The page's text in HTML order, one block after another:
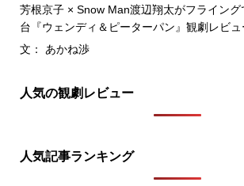
芳根京子 × Snow Man渡辺翔太がフライン
台『ウェンディ＆ピーターパン』観劇レビュ
文： あかね渉
人気の観劇レビュー
人気記事ランキング